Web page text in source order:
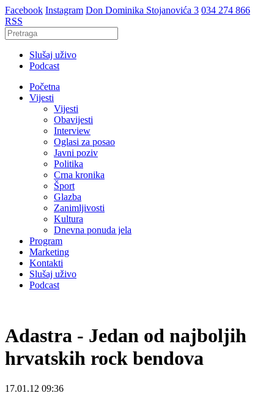
Facebook Instagram Don Dominika Stojanovića 3 034 274 866
RSS
Slušaj uživo
Podcast
Početna
Vijesti
Vijesti
Obavijesti
Interview
Oglasi za posao
Javni poziv
Politika
Crna kronika
Šport
Glazba
Zanimljivosti
Kultura
Dnevna ponuda jela
Program
Marketing
Kontakti
Slušaj uživo
Podcast
Adastra - Jedan od najboljih
hrvatskih rock bendova
17.01.12 09:36